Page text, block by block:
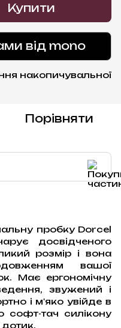
Купити
від mono
накопичувальної
Порівняти
пробку Dorcel
досвідченого
розмір і вона
вашої
Має ергономічну
звужений і
і м'яко увійде в
софт-тач силікону
дотик.